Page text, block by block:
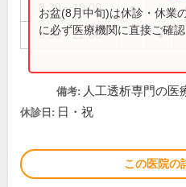
8:30～19:00 ●
8:30～22:00 ●
お盆(8月中旬)は休診・休業
に必ず医療機関に直接ご確認
備考: 人工透析専門の医
休診日: 日・祝
この医院の